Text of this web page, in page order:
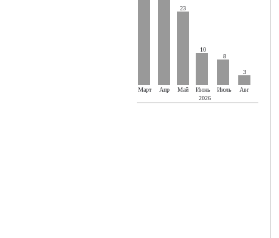
23
10
8
3
Март Апр Май Июнь Июль
Авг
2026